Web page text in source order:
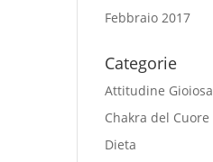
Febbraio 2017
Categorie
Attitudine Gioiosa
Chakra del Cuore
Dieta